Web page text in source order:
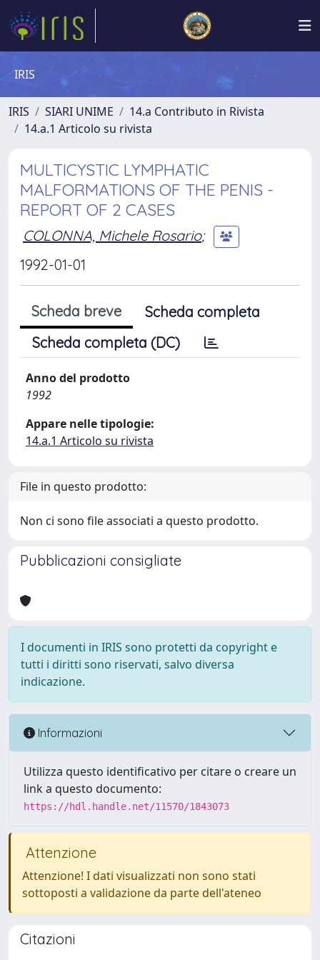
IRIS
IRIS SIARI UNIME
14.a Contributo in Rivista
14.a.1 Articolo su rivista
MULTICYSTIC LYMPHATIC
MALFORMATIONS OF THE PENIS -
REPORT OF 2 CASES
COLONNA, Michele Rosario;
1992-01-01
Scheda breve
Scheda completa
Scheda completa (DC)
Anno del prodotto
1992
Appare nelle tipologie:
14.a.1 Articolo su rivista
File in questo prodotto:
Non ci sono file associati a questo prodotto.
Pubblicazioni consigliate
I documenti in IRIS sono protetti da copyright e
tutti i diritti sono riservati, salvo diversa
indicazione.
Informazioni
Utilizza questo identificativo per citare o creare un
link a questo documento:
https://hdl.handle.net/11570/1843073
Attenzione
Attenzione! I dati visualizzati non sono stati
sottoposti a validazione da parte dell'ateneo
Citazioni